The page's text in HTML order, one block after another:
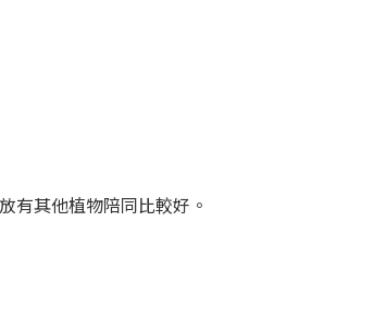
有其他植物陪同比較好。